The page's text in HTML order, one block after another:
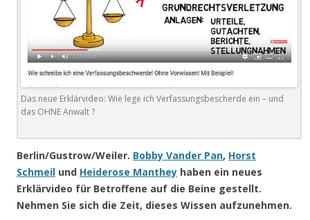
Das neue Erklärvideo: Wie lege ich Verfassungsbescherde ein – und
das OHNE Anwalt ?
Berlin/Gustrow/Weiler. Bobby Vander Pan, Horst
Schmeil und Heiderose Manthey haben ein neues
Erklärvideo für Betroffene auf die Beine gestellt.
Nehmen Sie sich die Zeit, dieses Wissen aufzunehmen.